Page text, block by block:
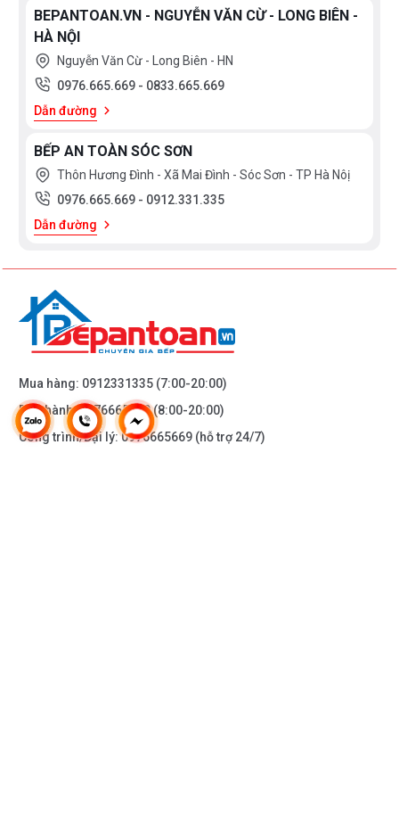
BEPANTOAN.VN - NGUYỄN VĂN CỪ - LONG BIÊN -
HÀ NỘI
Nguyễn Văn Cừ - Long Biên - HN
0976.665.669 - 0833.665.669
Dẫn đường
BẾP AN TOÀN SÓC SƠN
Thôn Hương Đình - Xã Mai Đình - Sóc Sơn - TP Hà Nôị
0976.665.669 - 0912.331.335
Dẫn đường
Mua hàng: 0912331335 (7:00-20:00)
Bảo hành:0976665669(8:00-20:00)
Công trình/Đại lý:0976665669 (hỗ trợ 24/7)